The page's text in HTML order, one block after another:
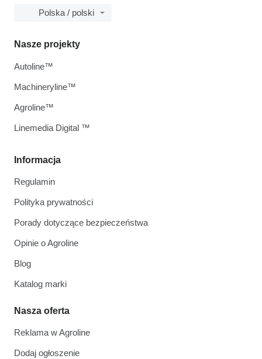
Polska / polski
Informacja
Regulamin
Polityka prywatności
Porady dotyczące bezpieczeństwa
Opinie o Agroline
Blog
Katalog marki
Nasza oferta
Reklama w Agroline
Dodaj ogłoszenie
Nasze projekty
Autoline™
Machineryline™
Agroline™
Linemedia Digital ™